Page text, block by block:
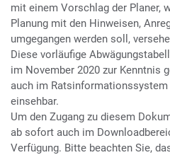
mit einem Vorschlag der Planer,
Planung mit den Hinweisen,
umgegangen werden soll,
Diese vorläufige
im November 2020 zur Kenntnis
auch im
einsehbar.
Um den Zugang zu diesem
ab sofort auch im
Verfügung. Bitte beachten Sie,